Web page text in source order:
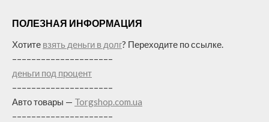
ПОЛЕЗНАЯ ИНФОРМАЦИЯ
Хотите взять деньги в долг? Переходите по ссылке.
–––––––––––––––––––––
деньги под процент
–––––––––––––––––––––
Авто товары — Torgshop.com.ua
–––––––––––––––––––––